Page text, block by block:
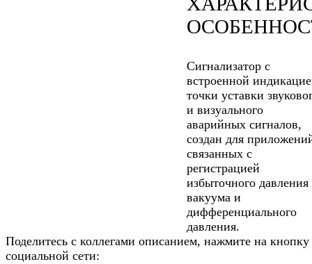
Сигнализатор с
встроенной
точки уставки
и визуального
аварийных сигналов,
создан для
связанных с
регистрацией
избыточного давления
вакуума и
дифференциального
давления.
Поделитесь с коллегами описанием, нажмите на кнопку
социальной сети: